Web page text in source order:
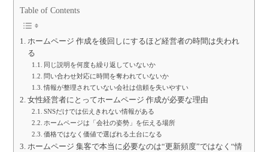
Table of Contents
ホームページ 作成を後回しにするほど経営者の時間は失われ
る
同じ説明を何度も繰り返していないか
問い合わせ対応に時間を奪われていないか
情報が整理されていない会社は信頼を失いやすい
女性経営者にとってホームページ 作成が必要な理由
SNSだけでは伝えきれない情報がある
ホームページは「会社の姿勢」を伝える場所
価格ではなく価値で選ばれる土台になる
ホームページ 集客で本当に必要なのは“更新頻度”ではなく“情